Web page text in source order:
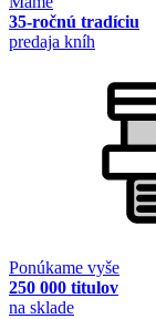
35-ročnú tradíciu
predaja kníh
Ponúkame vyše
250 000 titulov
na sklade